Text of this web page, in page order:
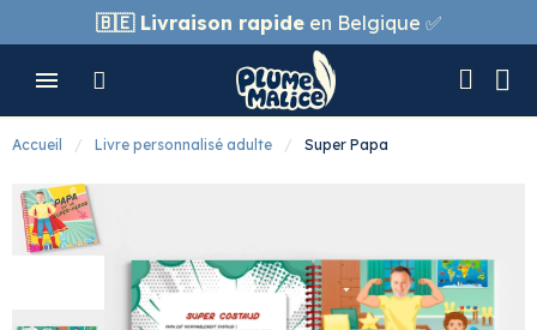
🇧🇪 Livraison rapideen Belgique ✅
Accueil Livre personnalisé adulte Super Papa